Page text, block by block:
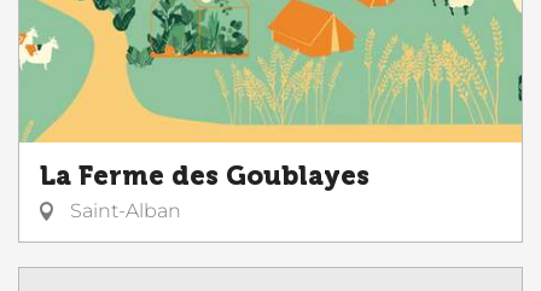
La Ferme des Goublayes
Saint-Alban